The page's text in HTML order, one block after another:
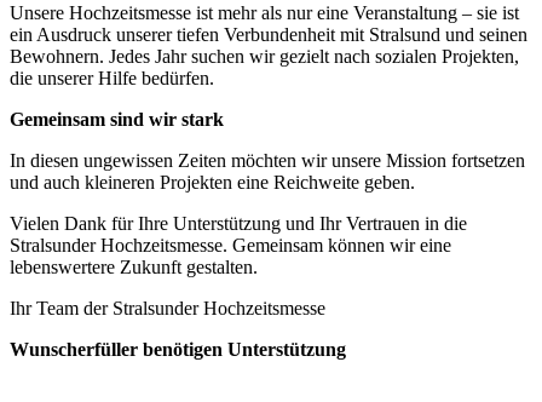
Unsere Hochzeitsmesse ist mehr als nur eine Veranstaltung – sie ist
ein Ausdruck unserer tiefen Verbundenheit mit Stralsund und seinen
Bewohnern. Jedes Jahr suchen wir gezielt nach sozialen Projekten,
die unserer Hilfe bedürfen.
Gemeinsam sind wir stark
In diesen ungewissen Zeiten möchten wir unsere Mission fortsetzen
und auch kleineren Projekten eine Reichweite geben.
Vielen Dank für Ihre Unterstützung und Ihr Vertrauen in die
Stralsunder Hochzeitsmesse. Gemeinsam können wir eine
lebenswertere Zukunft gestalten.
Ihr Team der Stralsunder Hochzeitsmesse
Wunscherfüller benötigen Unterstützung